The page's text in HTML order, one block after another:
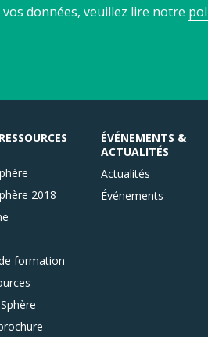
données, veuillez lire notre
2018
formation
ÉVÉNEMENTS &
ACTUALITÉS
Actualités
Événements